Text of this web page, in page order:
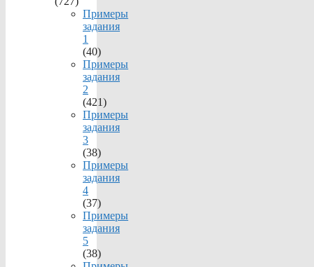
Примеры
задания
1
(40)
Примеры
задания
2
(421)
Примеры
задания
3
(38)
Примеры
задания
4
(37)
Примеры
задания
5
(38)